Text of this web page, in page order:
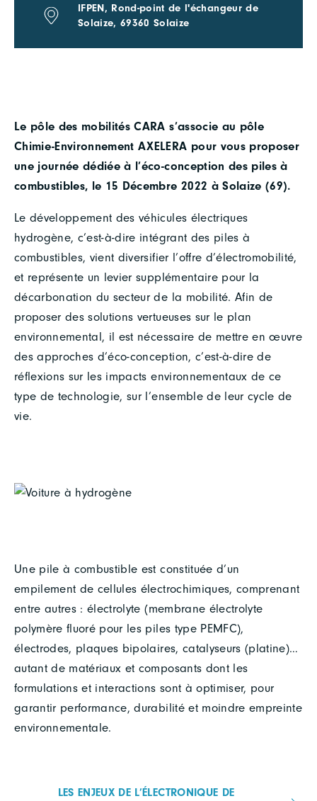
Le pôle des mobilités CARA s’associe au pôle
Chimie-Environnement AXELERA pour vous proposer
une journée dédiée à l’éco-conception des piles à
combustibles, le 15 Décembre 2022 à Solaize (69).
Le développement des véhicules électriques
hydrogène, c’est-à-dire intégrant des piles à
combustibles, vient diversifier l’offre d’électromobilité,
et représente un levier supplémentaire pour la
décarbonation du secteur de la mobilité. Afin de
proposer des solutions vertueuses sur le plan
environnemental, il est nécessaire de mettre en œuvre
des approches d’éco-conception, c’est-à-dire de
réflexions sur les impacts environnementaux de ce
type de technologie, sur l’ensemble de leur cycle de
vie.
Une pile à combustible est constituée d’un
empilement de cellules électrochimiques, comprenant
entre autres : électrolyte (membrane électrolyte
polymère fluoré pour les piles type PEMFC),
électrodes, plaques bipolaires, catalyseurs (platine)…
autant de matériaux et composants dont les
formulations et interactions sont à optimiser, pour
garantir performance, durabilité et moindre empreinte
environnementale.
LES ENJEUX DE L’ÉLECTRONIQUE DE
IFPEN, Rond-point de l'échangeur de
Solaize, 69360 Solaize